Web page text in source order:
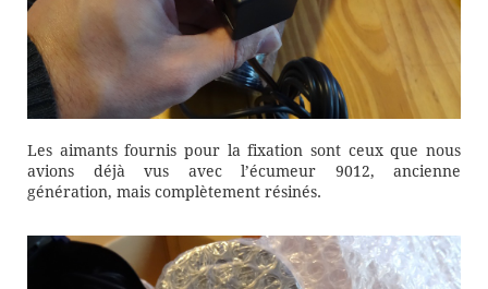
Les aimants fournis pour la fixation sont ceux que nous
avions déjà vus avec l’écumeur 9012, ancienne
génération, mais complètement résinés.